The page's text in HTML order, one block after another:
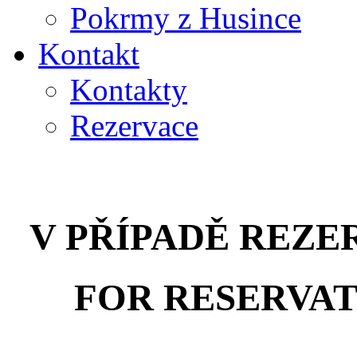
Pokrmy z Husince
Kontakt
Kontakty
Rezervace
V PŘÍPADĚ
FOR